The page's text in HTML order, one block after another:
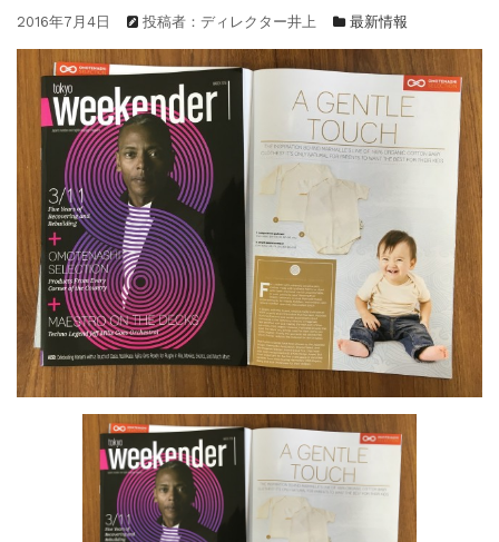
2016年7月4日 投稿者：ディレクター井上 最新情報